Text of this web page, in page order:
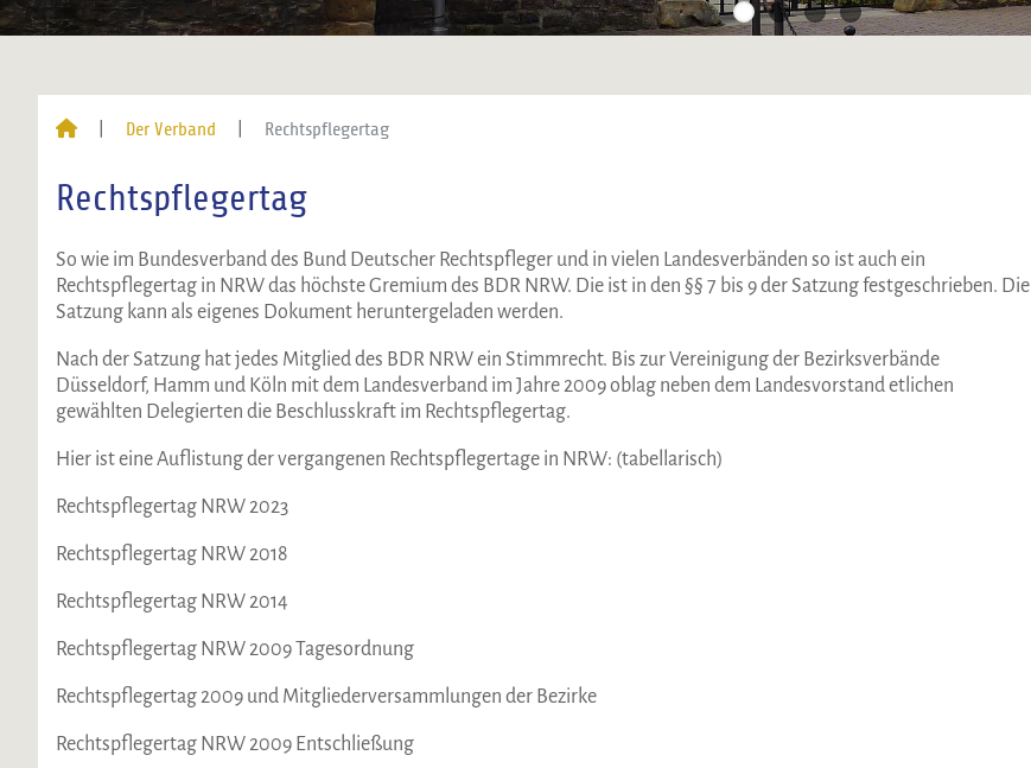
Der Verband Rechtspflegertag
Rechtspflegertag
So wie im Bundesverband des Bund Deutscher Rechtspfleger und in vielen Landesverbänden so ist auch ein
Rechtspflegertag in NRW das höchste Gremium des BDR NRW. Die ist in den §§ 7 bis 9 der Satzung festgeschrieben. Die
Satzung kann als eigenes Dokument heruntergeladen werden.
Nach der Satzung hat jedes Mitglied des BDR NRW ein Stimmrecht. Bis zur Vereinigung der Bezirksverbände
Düsseldorf, Hamm und Köln mit dem Landesverband im Jahre 2009 oblag neben dem Landesvorstand etlichen
gewählten Delegierten die Beschlusskraft im Rechtspflegertag.
Hier ist eine Auflistung der vergangenen Rechtspflegertage in NRW: (tabellarisch)
Rechtspflegertag NRW 2023
Rechtspflegertag NRW 2018
Rechtspflegertag NRW 2014
Rechtspflegertag NRW 2009 Tagesordnung
Rechtspflegertag 2009 und Mitgliederversammlungen der Bezirke
Rechtspflegertag NRW 2009 Entschließung